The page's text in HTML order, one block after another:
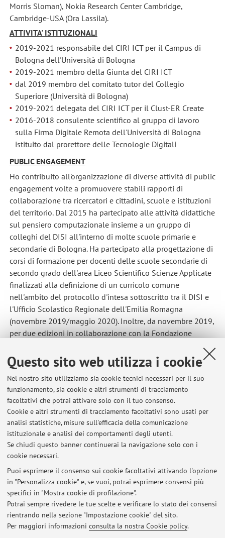
Questo sito web utilizza i cookie
Nel nostro sito utilizziamo sia cookie tecnici necessari per il suo
funzionamento, sia cookie e altri strumenti di tracciamento
facoltativi che potrai attivare solo con il tuo consenso.
Cookie e altri strumenti di tracciamento facoltativi sono usati per
analisi statistiche, misure sull'efficacia della comunicazione
istituzionale e analisi dei comportamenti degli utenti.
Se chiudi questo banner continuerai la navigazione solo con i
cookie necessari.
Puoi esprimere il consenso sui cookie facoltativi attivando l'opzione
in "Personalizza cookie" e, se vuoi, potrai esprimere consensi più
specifici in "Mostra cookie di profilazione".
Potrai sempre rivedere le tue scelte e verificare lo stato dei consensi
rientrando nella sezione "Impostazione cookie" del sito.
Per maggiori informazioni consulta la nostra Cookie policy.
Morris Sloman), Nokia Research Center Cambridge,
Cambridge-USA (Ora Lassila).
ATTIVITA' ISTITUZIONALI
2019-2021 responsabile del CIRI ICT per il Campus di
Bologna dell'Università di Bologna
2019-2021 membro della Giunta del CIRI ICT
dal 2019 membro del comitato tutor del Collegio
Superiore (Università di Bologna)
2019-2021 delegata del CIRI ICT per il Clust-ER Create
2016-2018 consulente scientifico al gruppo di lavoro
sulla Firma Digitale Remota dell'Università di Bologna
istituito dal prorettore delle Tecnologie Digitali
PUBLIC ENGAGEMENT
Ho contribuito all'organizzazione di diverse attività di public
engagement volte a promuovere stabili rapporti di
collaborazione tra ricercatori e cittadini, scuole e istituzioni
del territorio. Dal 2015 ha partecipato alle attività didattiche
sul pensiero computazionale insieme a un gruppo di
colleghi del DISI all'interno di molte scuole primarie e
secondarie di Bologna. Ha partecipato alla progettazione di
corsi di formazione per docenti delle scuole secondarie di
secondo grado dell'area Liceo Scientifico Scienze Applicate
finalizzati alla definizione di un curricolo comune
nell'ambito del protocollo d'intesa sottoscritto tra il DISI e
l'Ufficio Scolastico Regionale dell'Emilia Romagna
(novembre 2019/maggio 2020). Inoltre, da novembre 2019,
per due edizioni in collaborazione con la Fondazione
coordinato l'organizzazione dell'evento CodingGirls 2019
tenutosi presso l'Università di Bologna che ha coinvolto più
di cento ragazze delle scuole secondarie di Bologna per
promuovere la parità di genere nella scienza e nella
tecnologia.
Ultimi avvisi
Al momento non sono presenti avvisi.